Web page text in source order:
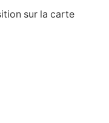
sur la carte